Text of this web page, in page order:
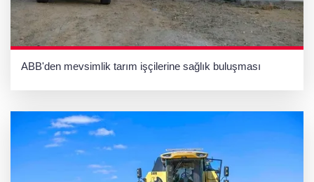
ABB'den mevsimlik tarım işçilerine sağlık buluşması